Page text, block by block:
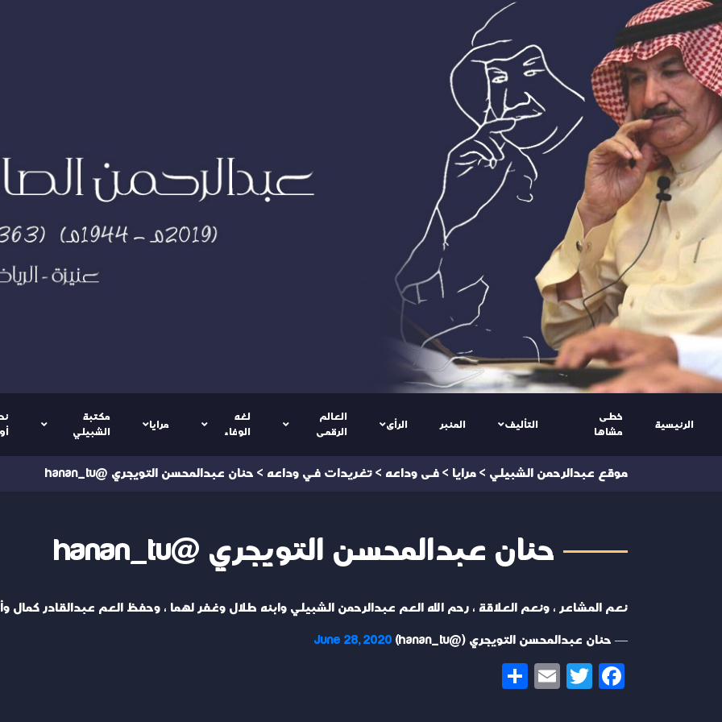
الرئيسية
خطى
مشاها
التأليف المنبر الرأى
العالم
الرقمى
لغه
الوفاء
مرايا
مكتبة
الشبيلي
موقع عبدالرحمن الشبيلي > مرايا > فى وداعه > تغريدات في وداعه > حنان عبدالمحسن التويجري @hanan_tu
حنان عبدالمحسن التويجري @hanan_tu
نعم المشاعر ، ونعم العلاقة ، رحم الله العم عبدالرحمن الشبيلي وابنه طلال وغفر لهما ، وحفظ العم عبدالقادر كمال
— حنان عبدالمحسن التويجري (@hanan_tu) June 28, 2020
Facebook
Twitter
Email